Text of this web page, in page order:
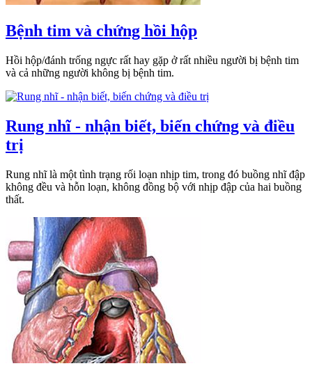
Bệnh tim và chứng hồi hộp
Hồi hộp/đánh trống ngực rất hay gặp ở rất nhiều người bị bệnh tim
và cả những người không bị bệnh tim.
Rung nhĩ - nhận biết, biến chứng và điều
trị
Rung nhĩ là một tình trạng rối loạn nhịp tim, trong đó buồng nhĩ đập
không đều và hỗn loạn, không đồng bộ với nhịp đập của hai buồng
thất.